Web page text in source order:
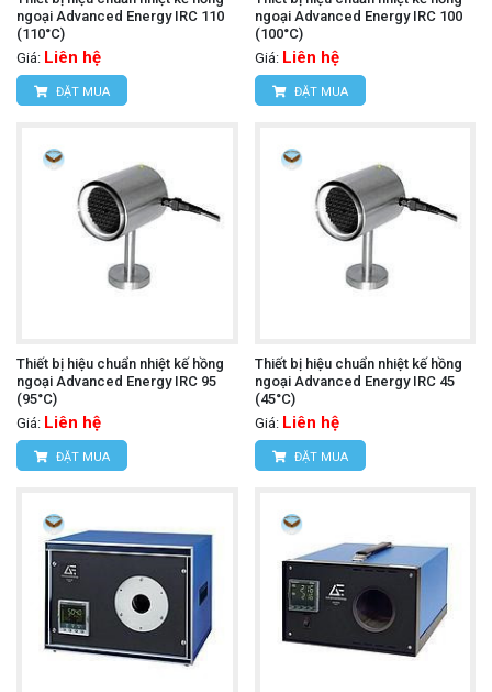
ngoại Advanced Energy IRC 110
(110°C)
Giá: Liên hệ
ĐẶT MUA
ngoại Advanced Energy IRC 100
(100°C)
Giá: Liên hệ
ĐẶT MUA
Thiết bị hiệu chuẩn nhiệt kế hồng
ngoại Advanced Energy IRC 95
(95°C)
Giá: Liên hệ
ĐẶT MUA
Thiết bị hiệu chuẩn nhiệt kế hồng
ngoại Advanced Energy IRC 45
(45°C)
Giá: Liên hệ
ĐẶT MUA